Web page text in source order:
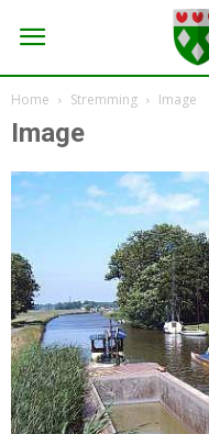
Home Stremming Image
Image